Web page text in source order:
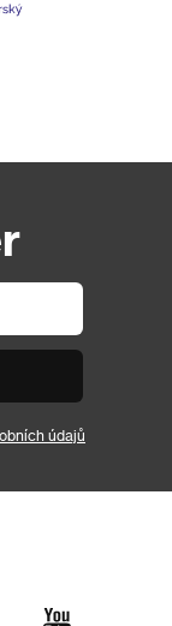
údajů